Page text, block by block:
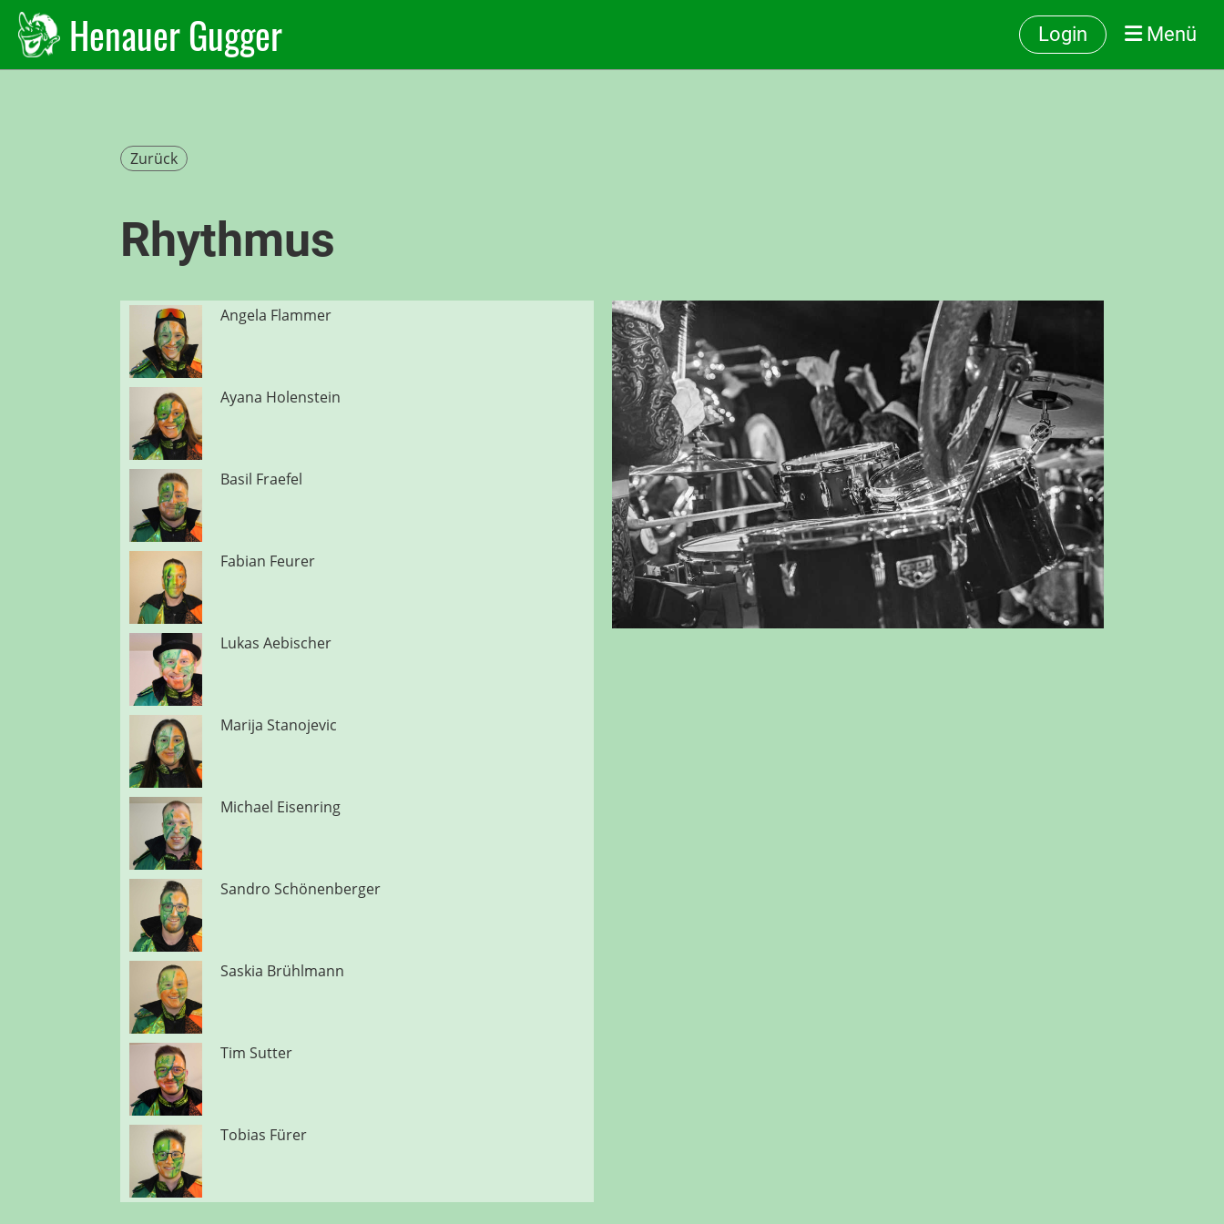
Henauer Gugger Login Menü
Zurück
Rhythmus
Angela Flammer
Ayana Holenstein
Basil Fraefel
Fabian Feurer
Lukas Aebischer
Marija Stanojevic
Michael Eisenring
Sandro Schönenberger
Saskia Brühlmann
Tim Sutter
Tobias Fürer